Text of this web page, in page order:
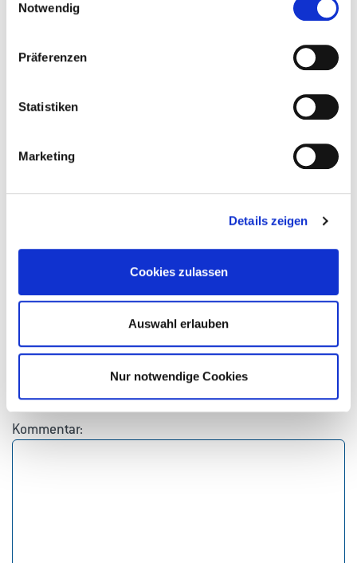
Notwendig
Präferenzen
Statistiken
Marketing
Details zeigen
Cookies zulassen
Auswahl erlauben
Nur notwendige Cookies
Kommentare (0)
Neuen Kommentar schreiben
E-Mail-Adresse:
Kommentar: